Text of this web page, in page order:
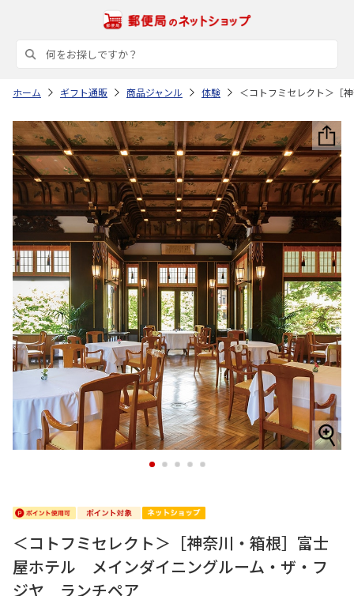
ホーム ギフト通販 商品ジャンル 体験 ＜コトフミセレクト＞［
1 2 3 4 5
＜コトフミセレクト＞［神奈川・箱根］富士
屋ホテル メインダイニングルーム・ザ・フ
ジヤ ランチペア